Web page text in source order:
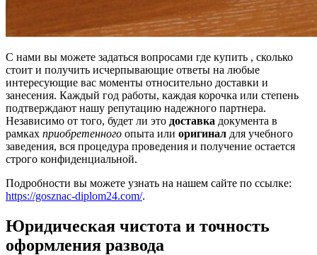
С нами вы можете задаться вопросами где купить , сколько
стоит и получить исчерпывающие ответы на любые
интересующие вас моменты относительно доставки и
занесения. Каждый год работы, каждая корочка или степень
подтверждают нашу репутацию надежного партнера.
Независимо от того, будет ли это доставка документа в
рамках приобретенного опыта или оригинал для учебного
заведения, вся процедура проведения и получение остается
строго конфиденциальной.
Подробности вы можете узнать на нашем сайте по ссылке:
https://gosznac-diplom24.com/.
Юридическая чистота и точность
оформления развода